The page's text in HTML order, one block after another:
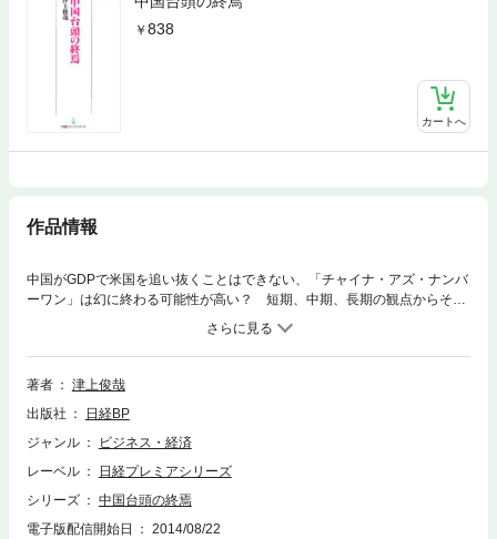
838
カートへ
作品情報
中国がGDPで米国を追い抜くことはできない、「チャイナ・アズ・ナンバ
ーワン」は幻に終わる可能性が高い？ 短期、中期、長期の観点からその
理由を明らかにし、東アジアの不透明感の高まりを警告。
著者
津上俊哉
出版社
日経BP
ジャンル
ビジネス・経済
レーベル
日経プレミアシリーズ
シリーズ
中国台頭の終焉
電子版配信開始日
2014/08/22